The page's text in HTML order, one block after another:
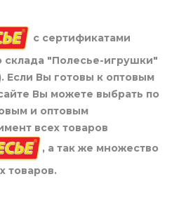
с сертификатами
склада "Полесье-игрушки"
Если Вы готовы к оптовым
Вы можете выбрать по
и оптовым
всех товаров
, а так же множество
товаров.